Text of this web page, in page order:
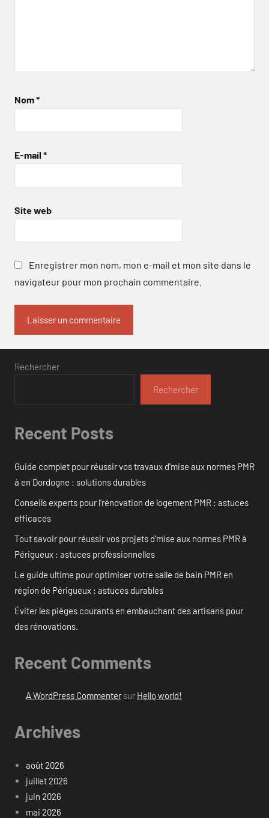
Nom*
E-mail *
Site web
Enregistrer mon nom, mon e-mail et mon site dans le
navigateur pour mon prochain commentaire.
Rechercher
Rechercher
Recent Posts
Guide complet pour réussir vos travaux d’mise aux normes PMR
à en Dordogne : solutions durables
Conseils experts pour l’rénovation de logement PMR : astuces
efficaces
Tout savoir pour réussir vos projets d’mise aux normes PMR à
Périgueux : astuces professionnelles
Le guide ultime pour optimiser votre salle de bain PMR en
région de Périgueux : astuces durables
Éviter les pièges courants en embauchant des artisans pour
des rénovations.
Recent Comments
A WordPress Commentersur Hello world!
Archives
août 2026
juillet 2026
juin 2026
mai 2026